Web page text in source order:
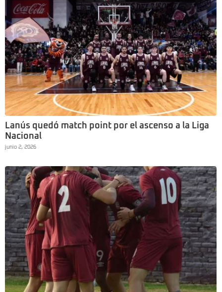
Lanús quedó match point por el ascenso a la Liga
Nacional
junio 2, 2026